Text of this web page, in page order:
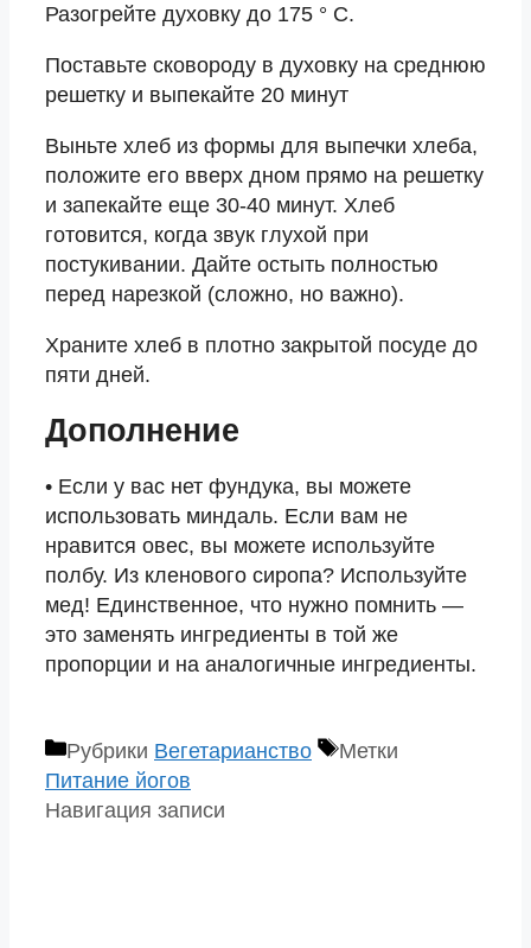
Разогрейте духовку до 175 ° C.
Поставьте сковороду в духовку на среднюю
решетку и выпекайте 20 минут
Выньте хлеб из формы для выпечки хлеба,
положите его вверх дном прямо на решетку
и запекайте еще 30-40 минут. Хлеб
готовится, когда звук глухой при
постукивании. Дайте остыть полностью
перед нарезкой (сложно, но важно).
Храните хлеб в плотно закрытой посуде до
пяти дней.
Дополнение
• Если у вас нет фундука, вы можете
использовать миндаль. Если вам не
нравится овес, вы можете используйте
полбу. Из кленового сиропа? Используйте
мед! Единственное, что нужно помнить —
это заменять ингредиенты в той же
пропорции и на аналогичные ингредиенты.
Рубрики Вегетарианство
Метки
Питание йогов
Навигация записи